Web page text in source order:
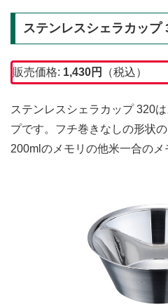
ステンレスシェラカップ
販売価格: 1,430円 （税込）
ステンレスシェラカップ 320
プです。フチ巻きなしの形状
200mlのメモリの他米一合のメ